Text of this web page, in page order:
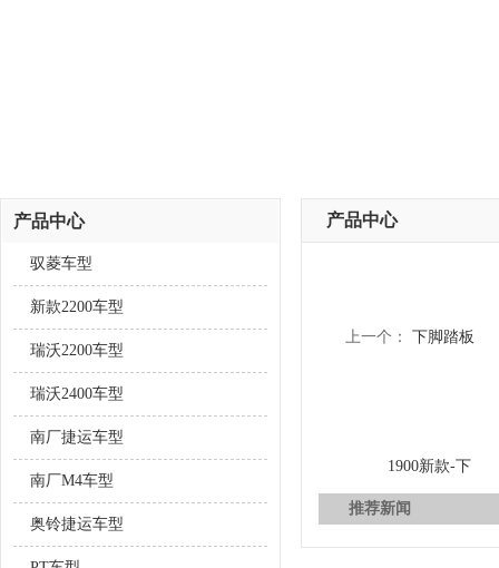
产品中心
驭菱车型
新款2200车型
瑞沃2200车型
瑞沃2400车型
南厂捷运车型
南厂M4车型
奥铃捷运车型
产品中心
上一个： 下脚踏板
1900新款-下
推荐新闻